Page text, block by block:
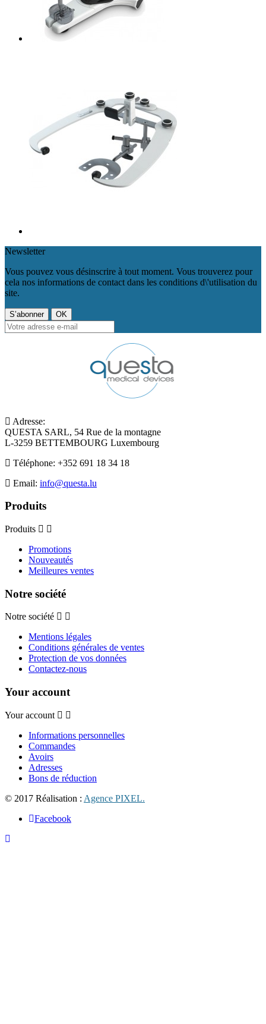
Newsletter
Vous pouvez vous désinscrire à tout moment. Vous trouverez pour
cela nos informations de contact dans les conditions d\'utilisation du
site.
Adresse:
QUESTA SARL, 54 Rue de la montagne
L-3259 BETTEMBOURG Luxembourg
Téléphone: +352 691 18 34 18
Email: info@questa.lu
Produits
Produits
Promotions
Nouveautés
Meilleures ventes
Notre société
Notre société
Mentions légales
Conditions générales de ventes
Protection de vos données
Contactez-nous
Your account
Your account
Informations personnelles
Commandes
Avoirs
Adresses
Bons de réduction
© 2017 Réalisation : Agence PIXEL.
Facebook